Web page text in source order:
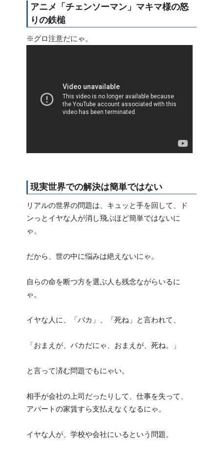
アニメ「チェンソーマン」マキマ様の怒
りの鉄槌
※グロ注意だにゃ。
現実世界での解決は簡単ではない
リアルの世界の問題は、キュッと手を回して、ド
ンっとイヤな人が消し飛ぶほど簡単ではないに
ゃ。
だから、世の中に悩みは絶えないにゃ。
自らの命を断つ方を選ぶ人も残念ながらいるに
ゃ。
イヤな人に、「バカ」、「死ね」と言われて、
「おまえが、バカだにゃ、おまえが、死ね。」
と言って済む問題でもにゃい。
相手が会社の上司だったりして、仕事を失って、
アパートの家賃すら支払えなくなるにゃ。
イヤな人が、学校や会社にいるという問題。